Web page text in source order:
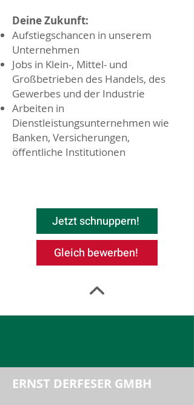
Deine Zukunft:
Aufstiegschancen in unserem
Unternehmen
Jobs in Klein-, Mittel- und
Großbetrieben des Handels, des
Gewerbes und der Industrie
Arbeiten in
Dienstleistungsunternehmen wie
Banken, Versicherungen,
öffentliche Institutionen
Jetzt schnuppern!
Gleich bewerben!
ERNST DERFESER GMBH